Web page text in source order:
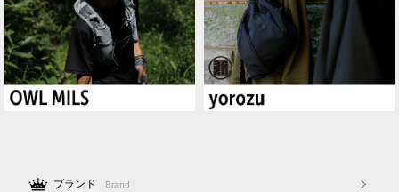
ブランド Brand